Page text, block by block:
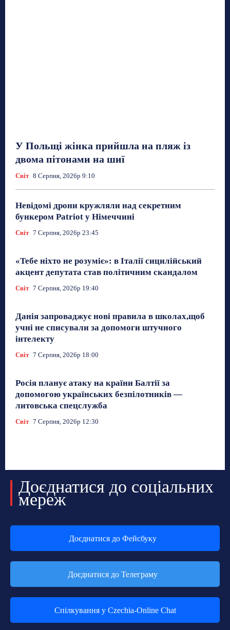
У Польщі жінка прийшла на пляж із
двома пітонами на шиї
Світ 8 Серпня, 2026р 9:10
Невідомі дрони кружляли над секретним
бункером Patriot у Німеччині
Світ 7 Серпня, 2026р 23:45
«Тебе ніхто не розуміє»: в Італії сицилійський
акцент депутата став політичним скандалом
Світ 7 Серпня, 2026р 19:40
Данія запроваджує нові правила в школах,щоб
учні не списували за допомоги штучного
інтелекту
Світ 7 Серпня, 2026р 18:00
Росія планує атаку на країни Балтії за
допомогою українських безпілотників —
литовська спецслужба
Світ 7 Серпня, 2026р 12:30
Доєднатися до соціальних
мереж
Доєднатися до Фейсбуку
Доєднатися до Телеграму
Спілкування у Czechia-Online Chat